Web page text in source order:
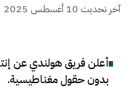
آخر تحديث 10 أغسطس 2025
أعلن فريق هولندي عن
بدون حقول مغناطيسية.